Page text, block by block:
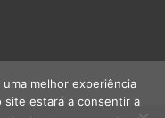
melhor experiência
site estará a consentir a